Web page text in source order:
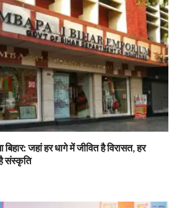
जहां हर धागे में जीवित है विरासत, हर
संस्कृति